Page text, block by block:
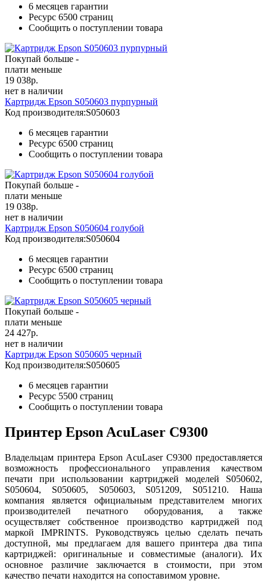
6 месяцев гарантии
Ресурс 6500 страниц
Сообщить о поступлении товара
Покупай больше -
плати меньше
19 038р.
нет в наличии
Картридж Epson S050603 пурпурный
Код производителя:S050603
6 месяцев гарантии
Ресурс 6500 страниц
Сообщить о поступлении товара
Покупай больше -
плати меньше
19 038р.
нет в наличии
Картридж Epson S050604 голубой
Код производителя:S050604
6 месяцев гарантии
Ресурс 6500 страниц
Сообщить о поступлении товара
Покупай больше -
плати меньше
24 427р.
нет в наличии
Картридж Epson S050605 черный
Код производителя:S050605
6 месяцев гарантии
Ресурс 5500 страниц
Сообщить о поступлении товара
Принтер Epson AcuLaser C9300
Владельцам принтера Epson AcuLaser C9300 предоставляется
возможность профессионального управления качеством
печати при использовании картриджей моделей S050602,
S050604, S050605, S050603, S051209, S051210. Наша
компания является официальным представителем многих
производителей печатного оборудования, а также
осуществляет собственное производство картриджей под
маркой IMPRINTS. Руководствуясь целью сделать печать
доступной, мы предлагаем для вашего принтера два типа
картриджей: оригинальные и совместимые (аналоги). Их
основное различие заключается в стоимости, при этом
качество печати находится на сопоставимом уровне.